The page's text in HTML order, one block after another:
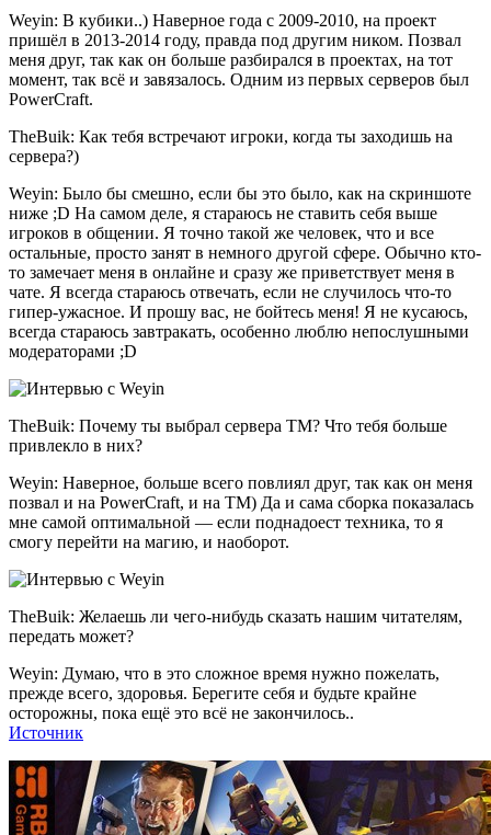
Weyin: В кубики..) Наверное года с 2009-2010, на проект
пришёл в 2013-2014 году, правда под другим ником. Позвал
меня друг, так как он больше разбирался в проектах, на тот
момент, так всё и завязалось. Одним из первых серверов был
PowerCraft.
TheBuik: Как тебя встречают игроки, когда ты заходишь на
сервера?)
Weyin: Было бы смешно, если бы это было, как на скриншоте
ниже ;D На самом деле, я стараюсь не ставить себя выше
игроков в общении. Я точно такой же человек, что и все
остальные, просто занят в немного другой сфере. Обычно кто-
то замечает меня в онлайне и сразу же приветствует меня в
чате. Я всегда стараюсь отвечать, если не случилось что-то
гипер-ужасное. И прошу вас, не бойтесь меня! Я не кусаюсь,
всегда стараюсь завтракать, особенно люблю непослушными
модераторами ;D
TheBuik: Почему ты выбрал сервера ТМ? Что тебя больше
привлекло в них?
Weyin: Наверное, больше всего повлиял друг, так как он меня
позвал и на PowerCraft, и на ТМ) Да и сама сборка показалась
мне самой оптимальной — если поднадоест техника, то я
смогу перейти на магию, и наоборот.
TheBuik: Желаешь ли чего-нибудь сказать нашим читателям,
передать может?
Weyin: Думаю, что в это сложное время нужно пожелать,
прежде всего, здоровья. Берегите себя и будьте крайне
осторожны, пока ещё это всё не закончилось..
Источник